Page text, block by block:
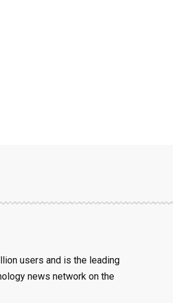
users and is the leading
news network on the